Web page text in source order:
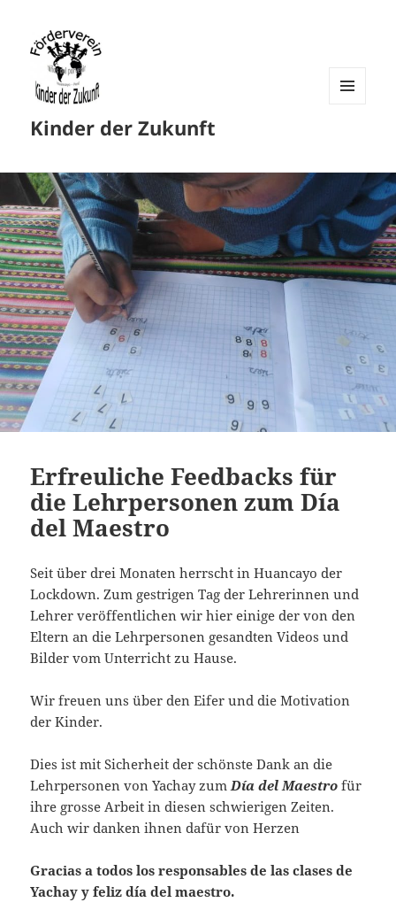
Kinder der Zukunft
Erfreuliche Feedbacks für
die Lehrpersonen zum Día
del Maestro
Seit über drei Monaten herrscht in Huancayo der
Lockdown. Zum gestrigen Tag der Lehrerinnen und
Lehrer veröffentlichen wir hier einige der von den
Eltern an die Lehrpersonen gesandten Videos und
Bilder vom Unterricht zu Hause.
Wir freuen uns über den Eifer und die Motivation
der Kinder.
Dies ist mit Sicherheit der schönste Dank an die
Lehrpersonen von Yachay zum Día del Maestro für
ihre grosse Arbeit in diesen schwierigen Zeiten.
Auch wir danken ihnen dafür von Herzen
Gracias a todos los responsables de las clases de
Yachay y feliz día del maestro.